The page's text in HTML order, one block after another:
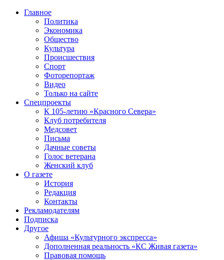
Главное
Политика
Экономика
Общество
Культура
Происшествия
Спорт
Фоторепортаж
Видео
Только на сайте
Спецпроекты
К 105-летию «Красного Севера»
Клуб потребителя
Медсовет
Письма
Дачные советы
Голос ветерана
Женский клуб
О газете
История
Редакция
Контакты
Рекламодателям
Подписка
Другое
Афиша «Культурного экспресса»
Дополненная реальность «КС Живая газета»
Правовая помощь